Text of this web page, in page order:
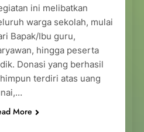
ini melibatkan
warga sekolah, mulai
Bapak/Ibu guru,
hingga peserta
Donasi yang berhasil
terdiri atas uang
More